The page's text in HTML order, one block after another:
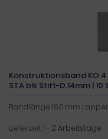
Konstruktionsband KO
STA blk Stift-D.14mm | 10
Bandlänge 160 mm
Lieferzeit:1 - 2 Arbeitstage